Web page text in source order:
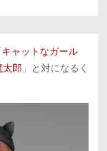
キャットなガール
郎 」と対になるく